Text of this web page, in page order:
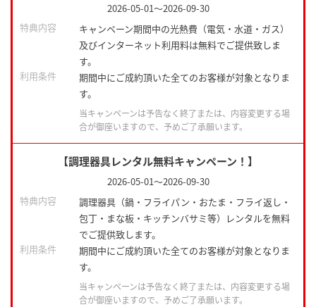
2026-05-01～2026-09-30
特典内容
キャンペーン期間中の光熱費（電気・水道・ガス）
及びインターネット利用料は無料でご提供致しま
す。
利用条件
期間中にご成約頂いた全てのお客様が対象となりま
す。
当キャンペーンは予告なく終了または、内容変更する場
合が御座いますので、予めご了承願います。
【調理器具レンタル無料キャンペーン！】
2026-05-01～2026-09-30
特典内容
調理器具（鍋・フライパン・おたま・フライ返し・
包丁・まな板・キッチンバサミ等）レンタルを無料
でご提供致します。
利用条件
期間中にご成約頂いた全てのお客様が対象となりま
す。
当キャンペーンは予告なく終了または、内容変更する場
合が御座いますので、予めご了承願います。